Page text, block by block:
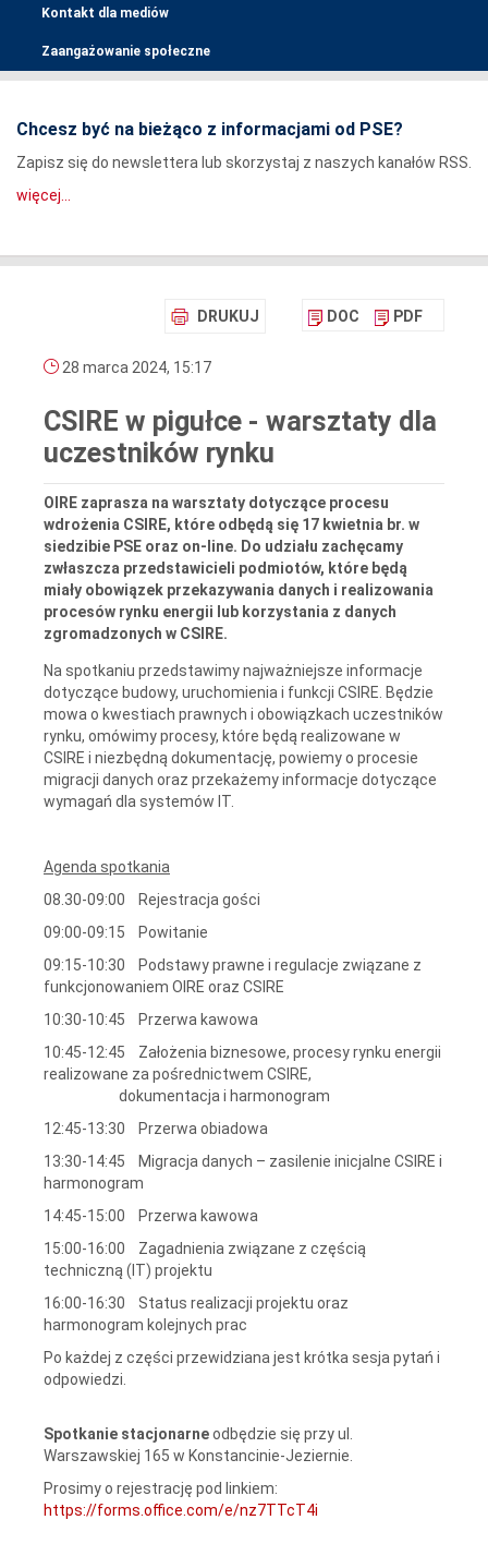
Kontakt dla mediów
Zaangażowanie społeczne
Chcesz być na bieżąco z informacjami od PSE?
Zapisz się do newslettera lub skorzystaj z naszych kanałów RSS.
więcej...
DRUKUJ DOC PDF
28 marca 2024, 15:17
CSIRE w pigułce - warsztaty dla
uczestników rynku
OIRE zaprasza na warsztaty dotyczące procesu
wdrożenia CSIRE, które odbędą się 17 kwietnia br. w
siedzibie PSE oraz on-line. Do udziału zachęcamy
zwłaszcza przedstawicieli podmiotów, które będą
miały obowiązek przekazywania danych i realizowania
procesów rynku energii lub korzystania z danych
zgromadzonych w CSIRE.
Na spotkaniu przedstawimy najważniejsze informacje
dotyczące budowy, uruchomienia i funkcji CSIRE. Będzie
mowa o kwestiach prawnych i obowiązkach uczestników
rynku, omówimy procesy, które będą realizowane w
CSIRE i niezbędną dokumentację, powiemy o procesie
migracji danych oraz przekażemy informacje dotyczące
wymagań dla systemów IT.
Agenda spotkania
08.30-09:00 Rejestracja gości
09:00-09:15 Powitanie
09:15-10:30 Podstawy prawne i regulacje związane z
funkcjonowaniem OIRE oraz CSIRE
10:30-10:45 Przerwa kawowa
10:45-12:45 Założenia biznesowe, procesy rynku energii
realizowane za pośrednictwem CSIRE,
dokumentacja i harmonogram
12:45-13:30 Przerwa obiadowa
13:30-14:45 Migracja danych – zasilenie inicjalne CSIRE i
harmonogram
14:45-15:00 Przerwa kawowa
15:00-16:00 Zagadnienia związane z częścią
techniczną (IT) projektu
16:00-16:30 Status realizacji projektu oraz
harmonogram kolejnych prac
Po każdej z części przewidziana jest krótka sesja pytań i
odpowiedzi.
Spotkanie stacjonarneodbędzie się przy ul.
Warszawskiej 165 w Konstancinie-Jeziernie.
Prosimy o rejestrację pod linkiem:
https://forms.office.com/e/nz7TTcT4i